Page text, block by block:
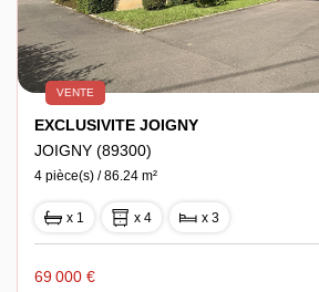
VENTE
EXCLUSIVITE JOIGNY
JOIGNY (89300)
4 pièce(s) / 86.24 m²
x 1 x 4 x 3
69 000 €